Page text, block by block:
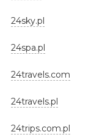
24sky.pl
24spa.pl
24travels.com
24travels.pl
24trips.com.pl